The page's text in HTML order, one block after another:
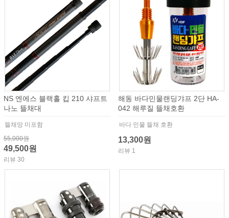
NS 엔에스 블랙홀 킵 210 샤프트
나노 뜰채대
뜰채망 미포함
55,000원
49,500원
리뷰 30
해동 바다민물랜딩갸프 2단 HA-
042 해루질 뜰채호환
바다 민물 뜰채 호환
13,300원
리뷰 1